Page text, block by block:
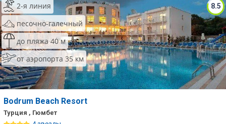
8.5
2-я линия
песочно-галечный
до пляжа 40 м
от аэропорта 35 км
Bodrum Beach Resort
Турция , Гюмбет
ТОП 10 недорогих отелей
Лучшие отели 4* звезды
Недорогие отели 4*
звезды
Лучшие отели 3* звезды
Недорогие отели 3*
звезды